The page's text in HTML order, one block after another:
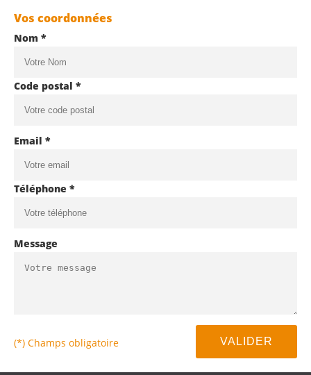
Vos coordonnées
Nom *
Code postal *
Email *
Téléphone *
Message
(*) Champs obligatoire